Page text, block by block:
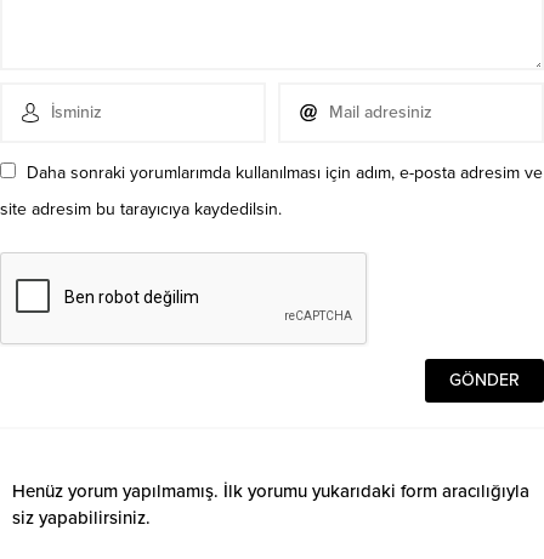
Daha sonraki yorumlarımda kullanılması için adım, e-posta adresim ve
site adresim bu tarayıcıya kaydedilsin.
Henüz yorum yapılmamış. İlk yorumu yukarıdaki form aracılığıyla
siz yapabilirsiniz.